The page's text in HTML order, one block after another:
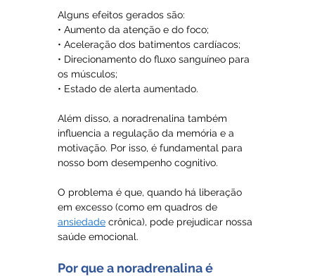
Alguns efeitos gerados são:
• Aumento da atenção e do foco;
• Aceleração dos batimentos cardíacos;
• Direcionamento do fluxo sanguíneo para
os músculos;
• Estado de alerta aumentado.
Além disso, a noradrenalina também
influencia a regulação da memória e a
motivação. Por isso, é fundamental para
nosso bom desempenho cognitivo.
O problema é que, quando há liberação
em excesso (como em quadros de
ansiedade crônica), pode prejudicar nossa
saúde emocional.
Por que a noradrenalina é